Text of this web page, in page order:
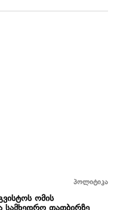
პოლიტიკა
ომის